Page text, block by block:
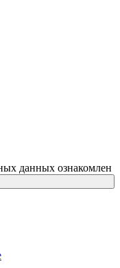
данных ознакомлен